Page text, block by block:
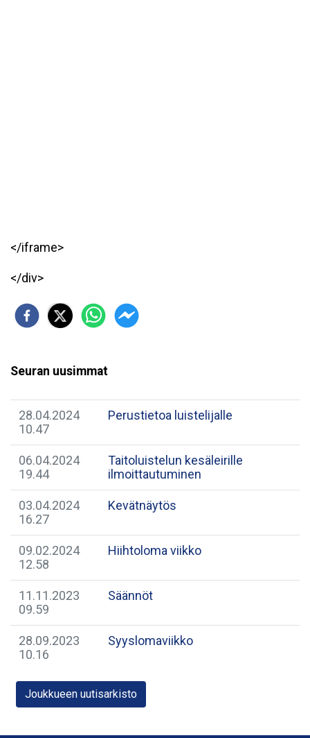
</iframe>
</div>
Seuran uusimmat
28.04.2024
10.47
Perustietoa luistelijalle
06.04.2024
19.44
Taitoluistelun kesäleirille
ilmoittautuminen
03.04.2024
16.27
Kevätnäytös
09.02.2024
12.58
Hiihtoloma viikko
11.11.2023
09.59
Säännöt
28.09.2023
10.16
Syyslomaviikko
Joukkueen uutisarkisto